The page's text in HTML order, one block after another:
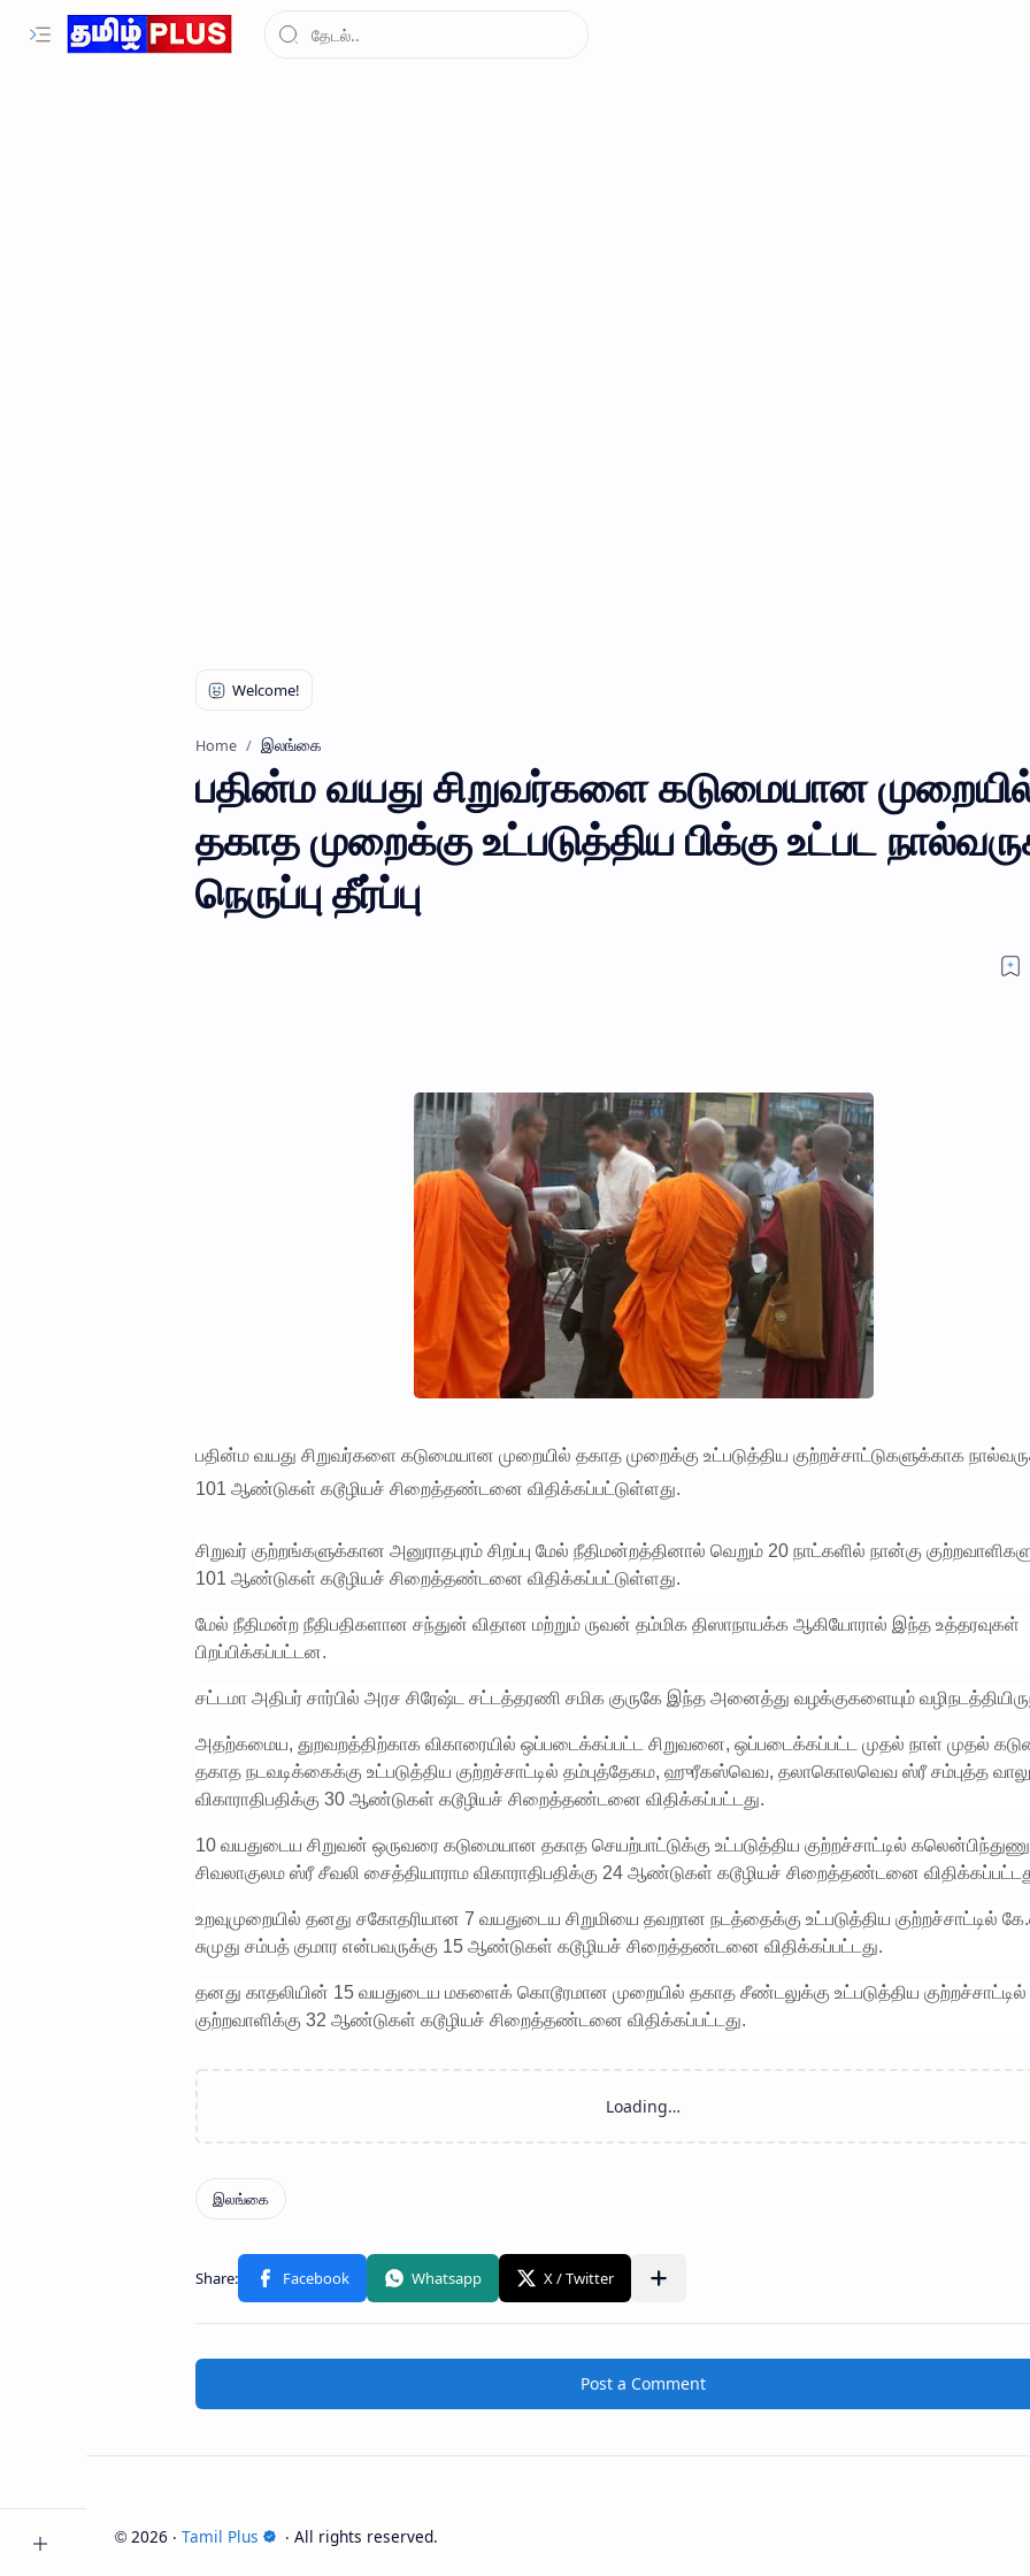
Home இலங்கை
பதின்ம வயது சிறுவர்களை கடுமையான
தகாத முறைக்கு உட்படுத்திய பிக்கு உட்பட
நெருப்பு தீர்ப்பு
பதின்ம வயது சிறுவர்களை கடுமையான முறையில் தகாத முறைக்கு உட்படுத்திய குற்றச்சாட்டுகளுக்காக
101 ஆண்டுகள் கடூழியச் சிறைத்தண்டனை விதிக்கப்பட்டுள்ளது.
சிறுவர் குற்றங்களுக்கான அனுராதபுரம் சிறப்பு மேல் நீதிமன்றத்தினால் வெறும் 20 நாட்களில் நான்கு
101 ஆண்டுகள் கடூழியச் சிறைத்தண்டனை விதிக்கப்பட்டுள்ளது.
மேல் நீதிமன்ற நீதிபதிகளான சந்துன் விதான மற்றும் ருவன் தம்மிக திஸாநாயக்க ஆகியோரால் இந்த உத்தரவுகள்
பிறப்பிக்கப்பட்டன.
சட்டமா அதிபர் சார்பில் அரச சிரேஷ்ட சட்டத்தரணி சமிக குருகே இந்த அனைத்து வழக்குகளையும்
அதற்கமைய, துறவறத்திற்காக விகாரையில் ஒப்படைக்கப்பட்ட சிறுவனை, ஒப்படைக்கப்பட்ட முதல் நாள் முதல்
தகாத நடவடிக்கைக்கு உட்படுத்திய குற்றச்சாட்டில் தம்புத்தேகம, ஹுரீகஸ்வெவ, தலாகொலவெவ ஸ்ரீ சம்புத்த
விகாராதிபதிக்கு 30 ஆண்டுகள் கடூழியச் சிறைத்தண்டனை விதிக்கப்பட்டது.
10 வயதுடைய சிறுவன் ஒருவரை கடுமையான தகாத செயற்பாட்டுக்கு உட்படுத்திய குற்றச்சாட்டில்
சிவலாகுலம ஸ்ரீ சீவலி சைத்தியாராம விகாராதிபதிக்கு 24 ஆண்டுகள் கடூழியச் சிறைத்தண்டனை
உறவுமுறையில் தனது சகோதரியான 7 வயதுடைய சிறுமியை தவறான நடத்தைக்கு உட்படுத்திய குற்றச்சாட்டில்
சுமுது சம்பத் குமார என்பவருக்கு 15 ஆண்டுகள் கடூழியச் சிறைத்தண்டனை விதிக்கப்பட்டது.
தனது காதலியின் 15 வயதுடைய மகளைக் கொடூரமான முறையில் தகாத சீண்டலுக்கு உட்படுத்திய குற்றச்சாட்டில்
குற்றவாளிக்கு 32 ஆண்டுகள் கடூழியச் சிறைத்தண்டனை விதிக்கப்பட்டது.
Post a Comment
© 2026 ‧ Tamil Plus ‧ All rights reserved.